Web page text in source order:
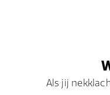
Als jij